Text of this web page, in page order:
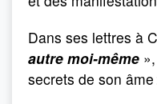
Dans ses lettres à
autre moi-même
secrets de son âme